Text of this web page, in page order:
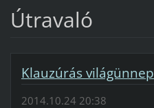
Útravaló
Klauzúrás világünnep
2014.10.24 20:38